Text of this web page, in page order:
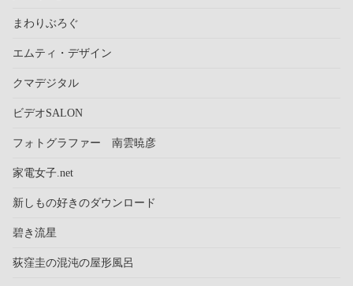
まわりぶろぐ
エムティ・デザイン
クマデジタル
ビデオSALON
フォトグラファー 南雲暁彦
家電女子.net
新しもの好きのダウンロード
碧き流星
荻窪圭の混沌の屋形風呂